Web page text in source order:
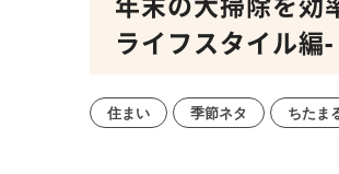
ライフスタイル編
住まい 季節ネタ ちたま